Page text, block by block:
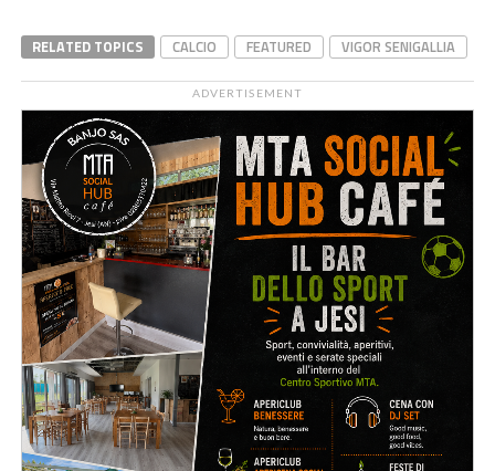
RELATED TOPICS CALCIO FEATURED VIGOR SENIGALLIA
ADVERTISEMENT